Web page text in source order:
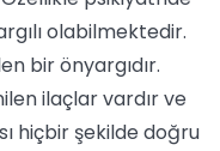
olabilmektedir.
bir önyargıdır.
ilaçlar vardır ve
hiçbir şekilde doğru